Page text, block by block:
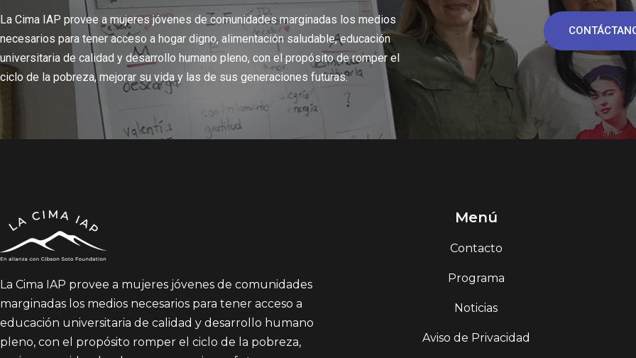
La Cima IAP provee a mujeres jóvenes de comunidades marginadas los medios
necesarios para tener acceso a hogar digno, alimentación saludable, educación
universitaria de calidad y desarrollo humano pleno, con el propósito de romper el
ciclo de la pobreza, mejorar su vida y las de sus generaciones futuras.
La Cima IAP provee a mujeres jóvenes de comunidades
marginadas los medios necesarios para tener acceso a
educación universitaria de calidad y desarrollo humano
pleno, con el propósito romper el ciclo de la pobreza,
Menú
Contacto
Programa
Noticias
Aviso de Privacidad